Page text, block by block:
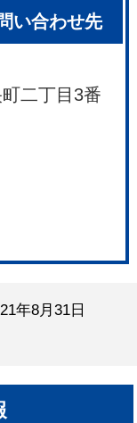
い合わせ先
二丁目3番
年8月31日